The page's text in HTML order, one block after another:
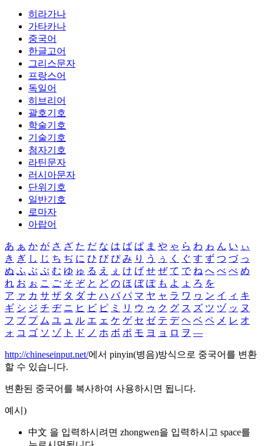
히라가나
가타카나
중국어
한글고어
그리스문자
프랑스어
독일어
히브리어
괄호기호
학술기호
기술기호
첨자기호
라틴문자
러시아문자
단위기호
일반기호
로마자
아랍어
あ ぁ か が さ ざ た だ な は ば ぱ ま や ゃ ら わ ゎ ん い ぃ
き ぎ し じ ち ぢ に ひ び ぴ み り う ぅ く ぐ す ず つ づ っ
ぬ ふ ぶ ぷ む ゆ ゅ る え ぇ け げ せ ぜ て で ね へ べ ぺ め
れ お ぉ こ ご そ ぞ と ど の ほ ぼ ぽ も よ ょ ろ を
ア ァ カ サ ザ タ ダ ナ ハ バ パ マ ヤ ャ ラ ワ ヮ ン イ ィ キ
ギ シ ジ チ ヂ ニ ヒ ビ ピ ミ リ ウ ゥ ク グ ス ズ ツ ヅ ッ ヌ
フ ブ プ ム ユ ュ ル エ ェ ケ ゲ セ ゼ テ デ ヘ ベ ペ メ レ オ
ォ コ ゴ ソ ゾ ト ド ノ ホ ボ ポ モ ヨ ョ ロ ヲ ―
http://chineseinput.net/에서 pinyin(병음)방식으로 중국어를 변환
할 수 있습니다.
변환된 중국어를 복사하여 사용하시면 됩니다.
예시)
中文 을 입력하시려면 zhongwen을 입력하시고 space를